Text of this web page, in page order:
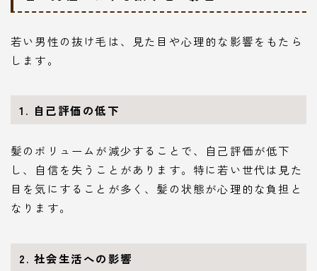
若い男性の抜け毛は、見た目や心理的な影響をもたら
します。
1. 自己評価の低下
髪のボリュームが減少することで、自己評価が低下
し、自信を失うことがあります。特に若い世代は見た
目を気にすることが多く、髪の状態が心理的な負担と
なります。
2. 社会生活への影響